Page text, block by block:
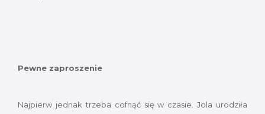
Pewne zaproszenie
Najpierw jednak trzeba cofnąć się w czasie. Jola urodziła